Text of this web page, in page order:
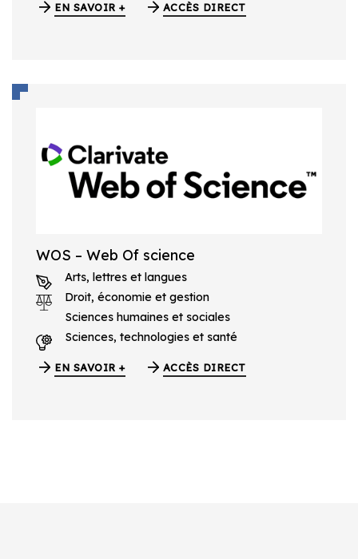
EN SAVOIR + ACCÈS DIRECT
WOS – Web Of science
Arts, lettres et langues
Droit, économie et gestion
Sciences humaines et sociales
Sciences, technologies et santé
EN SAVOIR + ACCÈS DIRECT